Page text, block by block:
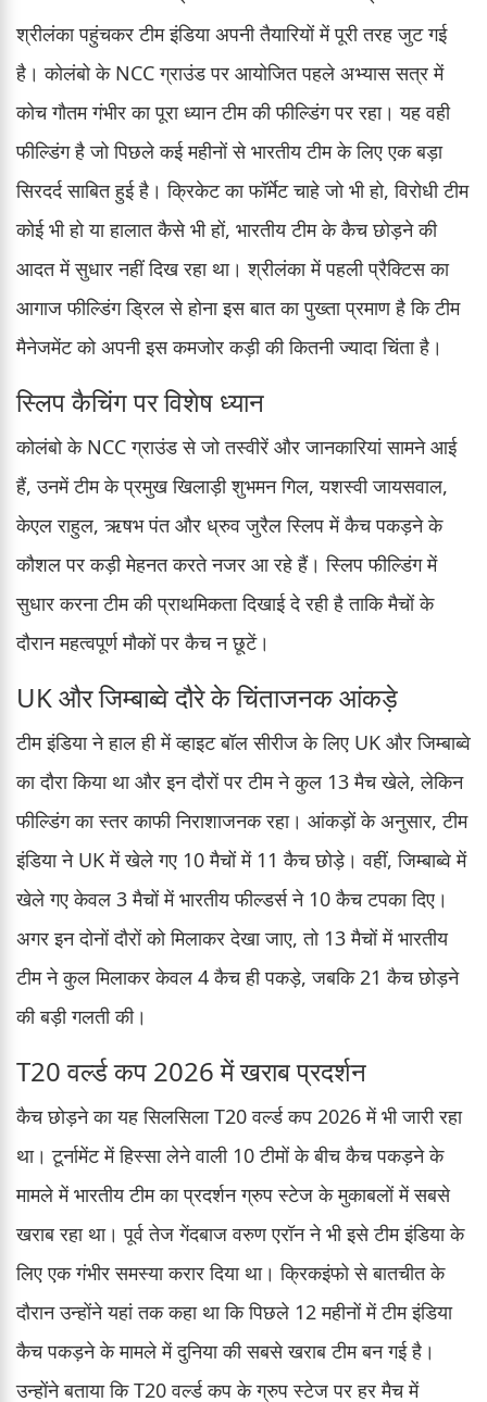
श्रीलंका पहुंचकर टीम इंडिया अपनी तैयारियों में पूरी तरह जुट गई
है। कोलंबो के NCC ग्राउंड पर आयोजित पहले अभ्यास सत्र में
कोच गौतम गंभीर का पूरा ध्यान टीम की फील्डिंग पर रहा। यह वही
फील्डिंग है जो पिछले कई महीनों से भारतीय टीम के लिए एक बड़ा
सिरदर्द साबित हुई है। क्रिकेट का फॉर्मेट चाहे जो भी हो, विरोधी टीम
कोई भी हो या हालात कैसे भी हों, भारतीय टीम के कैच छोड़ने की
आदत में सुधार नहीं दिख रहा था। श्रीलंका में पहली प्रैक्टिस का
आगाज फील्डिंग ड्रिल से होना इस बात का पुख्ता प्रमाण है कि टीम
मैनेजमेंट को अपनी इस कमजोर कड़ी की कितनी ज्यादा चिंता है।
स्लिप कैचिंग पर विशेष ध्यान
कोलंबो के NCC ग्राउंड से जो तस्वीरें और जानकारियां सामने आई
हैं, उनमें टीम के प्रमुख खिलाड़ी शुभमन गिल, यशस्वी जायसवाल,
केएल राहुल, ऋषभ पंत और ध्रुव जुरैल स्लिप में कैच पकड़ने के
कौशल पर कड़ी मेहनत करते नजर आ रहे हैं। स्लिप फील्डिंग में
सुधार करना टीम की प्राथमिकता दिखाई दे रही है ताकि मैचों के
दौरान महत्वपूर्ण मौकों पर कैच न छूटें।
UK और जिम्बाब्वे दौरे के चिंताजनक आंकड़े
टीम इंडिया ने हाल ही में व्हाइट बॉल सीरीज के लिए UK और जिम्बाब्वे
का दौरा किया था और इन दौरों पर टीम ने कुल 13 मैच खेले, लेकिन
फील्डिंग का स्तर काफी निराशाजनक रहा। आंकड़ों के अनुसार, टीम
इंडिया ने UK में खेले गए 10 मैचों में 11 कैच छोड़े। वहीं, जिम्बाब्वे में
खेले गए केवल 3 मैचों में भारतीय फील्डर्स ने 10 कैच टपका दिए।
अगर इन दोनों दौरों को मिलाकर देखा जाए, तो 13 मैचों में भारतीय
टीम ने कुल मिलाकर केवल 4 कैच ही पकड़े, जबकि 21 कैच छोड़ने
की बड़ी गलती की।
T20 वर्ल्ड कप 2026 में खराब प्रदर्शन
कैच छोड़ने का यह सिलसिला T20 वर्ल्ड कप 2026 में भी जारी रहा
था। टूर्नामेंट में हिस्सा लेने वाली 10 टीमों के बीच कैच पकड़ने के
मामले में भारतीय टीम का प्रदर्शन ग्रुप स्टेज के मुकाबलों में सबसे
खराब रहा था। पूर्व तेज गेंदबाज वरुण एरॉन ने भी इसे टीम इंडिया के
लिए एक गंभीर समस्या करार दिया था। क्रिकइंफो से बातचीत के
दौरान उन्होंने यहां तक कहा था कि पिछले 12 महीनों में टीम इंडिया
कैच पकड़ने के मामले में दुनिया की सबसे खराब टीम बन गई है।
उन्होंने बताया कि T20 वर्ल्ड कप के ग्रुप स्टेज पर हर मैच में